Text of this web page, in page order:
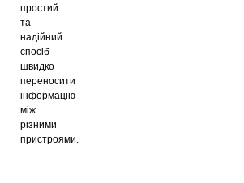
простий
та
надійний
спосіб
швидко
переносити
інформацію
між
різними
пристроями.